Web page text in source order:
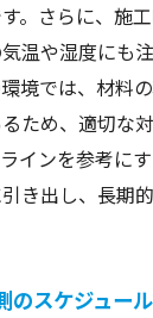
。さらに、施
温や湿度にも
境では、材料
ため、適切な
インを参考に
き出し、長期
のスケジュー